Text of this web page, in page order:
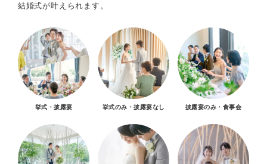
結婚式が叶えられます。
挙式・披露宴 挙式のみ・披露宴なし 披露宴のみ・食事会